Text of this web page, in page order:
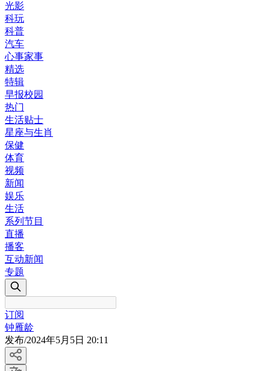
光影
科玩
科普
汽车
心事家事
精选
特辑
早报校园
热门
生活贴士
星座与生肖
保健
体育
视频
新闻
娱乐
生活
系列节目
直播
播客
互动新闻
专题
订阅
钟雁龄
发布/2024年5月5日 20:11